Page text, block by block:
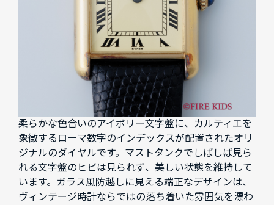
柔らかな色合いのアイボリー文字盤に、カルティエを
象徴するローマ数字のインデックスが配置されたオリ
ジナルのダイヤルです。マストタンクでしばしば見ら
れる文字盤のヒビは見られず、美しい状態を維持して
います。ガラス風防越しに見える端正なデザインは、
ヴィンテージ時計ならではの落ち着いた雰囲気を漂わ